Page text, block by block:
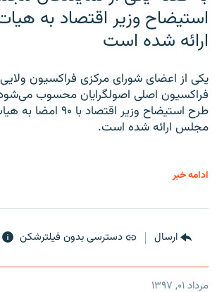
استیضاح وزیر اقتصاد به
ارائه شده است
یکی از اعضای شورای مرکزی فراکسیون
فراکسیون اصلی اصولگرایان محسوب
طرح استیضاح وزیر اقتصاد با
مجلس ارائه شده است.
ادامه خبر
ارسال دسترسی بدون فیلترشکن
مرداد ۰۱, ۱۳۹۷